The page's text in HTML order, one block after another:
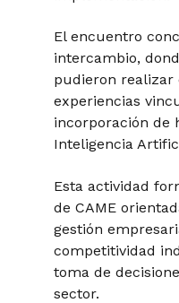
El encuentro
intercambio,
pudieron
experiencias
incorporación de
Inteligencia
Esta actividad
de CAME
gestión
competitividad
toma de
sector.